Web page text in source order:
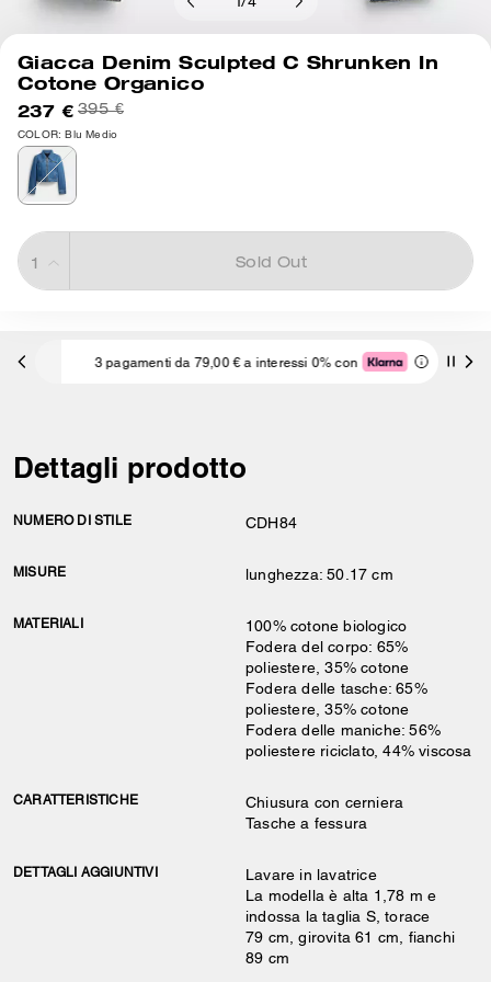
/4
Giacca Denim Sculpted C Shrunken In
Cotone Organico
237 € 395 €
COLOR: Blu Medio
Sold Out
3 pagamenti da 79,00 € a interessi 0% con
Dettagli prodotto
NUMERO DI STILE CDH84
MISURE lunghezza: 50.17 cm
MATERIALI
100% cotone biologico
Fodera del corpo: 65%
poliestere, 35% cotone
Fodera delle tasche: 65%
poliestere, 35% cotone
Fodera delle maniche: 56%
poliestere riciclato, 44% viscosa
CARATTERISTICHE
Chiusura con cerniera
Tasche a fessura
DETTAGLI AGGIUNTIVI
Lavare in lavatrice
La modella è alta 1,78 m e
indossa la taglia S, torace
79 cm, girovita 61 cm, fianchi
89 cm